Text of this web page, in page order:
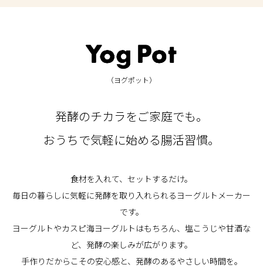
（ヨグポット）
発酵のチカラをご家庭でも。
おうちで気軽に始める腸活習慣。
食材を入れて、セットするだけ。
毎日の暮らしに気軽に発酵を取り入れられるヨーグルトメーカー
です。
ヨーグルトやカスピ海ヨーグルトはもちろん、塩こうじや甘酒な
ど、発酵の楽しみが広がります。
手作りだからこその安心感と、発酵のあるやさしい時間を。